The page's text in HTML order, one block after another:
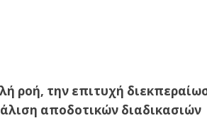
ροή, την επιτυχή
αποδοτικών διαδικασιών